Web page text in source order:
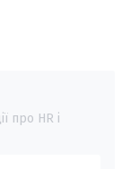
про HR і